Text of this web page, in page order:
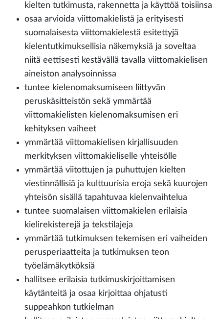
kielten tutkimusta, rakennetta ja käyttöä toisiinsa
osaa arvioida viittomakielistä ja erityisesti
suomalaisesta viittomakielestä esitettyjä
kielentutkimuksellisia näkemyksiä ja soveltaa
niitä eettisesti kestävällä tavalla viittomakielisen
aineiston analysoinnissa
tuntee kielenomaksumiseen liittyvän
peruskäsitteistön sekä ymmärtää
viittomakielisten kielenomaksumisen eri
kehityksen vaiheet
ymmärtää viittomakielisen kirjallisuuden
merkityksen viittomakieliselle yhteisölle
ymmärtää viitottujen ja puhuttujen kielten
viestinnällisiä ja kulttuurisia eroja sekä kuurojen
yhteisön sisällä tapahtuvaa kielenvaihtelua
tuntee suomalaisen viittomakielen erilaisia
kielirekisterejä ja tekstilajeja
ymmärtää tutkimuksen tekemisen eri vaiheiden
perusperiaatteita ja tutkimuksen teon
työelämäkytköksiä
hallitsee erilaisia tutkimuskirjoittamisen
käytänteitä ja osaa kirjoittaa ohjatusti
suppeahkon tutkielman